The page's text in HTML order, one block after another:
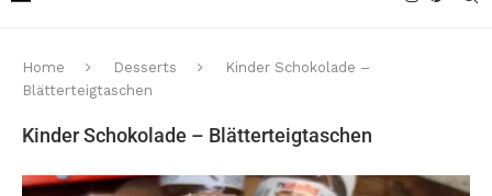
Home Desserts
Kinder Schokolade –
Blätterteigtaschen
Kinder Schokolade – Blätterteigtaschen